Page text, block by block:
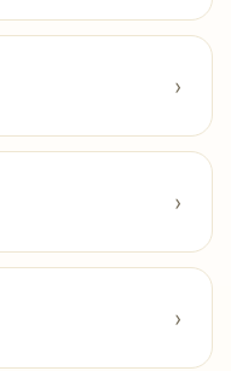
›
›
›